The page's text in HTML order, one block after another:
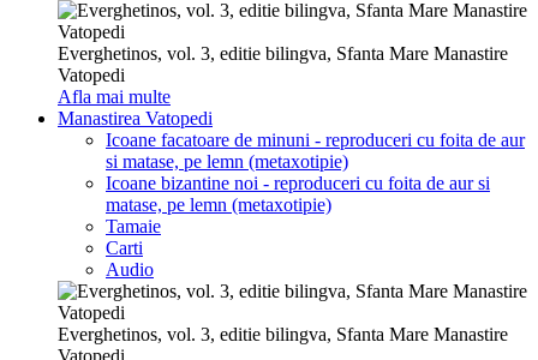
Everghetinos, vol. 3, editie bilingva, Sfanta Mare Manastire
Vatopedi
Afla mai multe
Manastirea Vatopedi
Icoane facatoare de minuni - reproduceri cu foita de aur
si matase, pe lemn (metaxotipie)
Icoane bizantine noi - reproduceri cu foita de aur si
matase, pe lemn (metaxotipie)
Tamaie
Carti
Audio
Everghetinos, vol. 3, editie bilingva, Sfanta Mare Manastire
Vatopedi